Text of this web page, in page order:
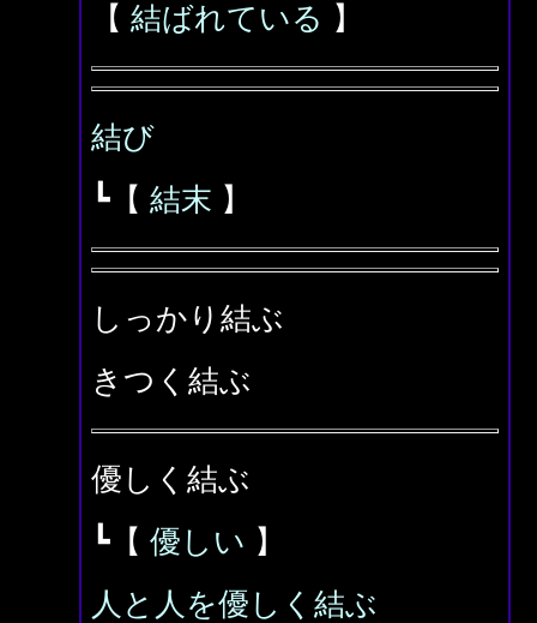
【 結ばれている 】
結び
┗【 結末 】
しっかり結ぶ
きつく結ぶ
優しく結ぶ
┗【 優しい 】
人と人を優しく結ぶ